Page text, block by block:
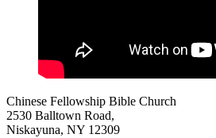
Chinese Fellowship Bible Church
2530 Balltown Road,
Niskayuna, NY 12309